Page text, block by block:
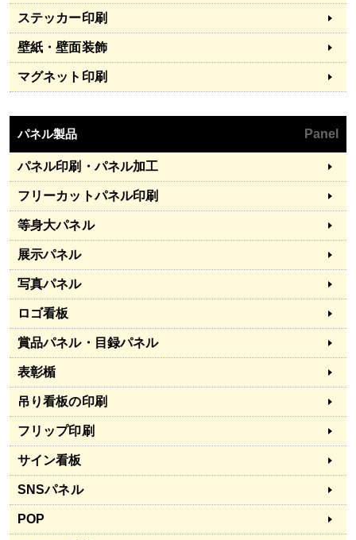
ステッカー印刷
壁紙・壁面装飾
マグネット印刷
パネル製品 Panel
パネル印刷・パネル加工
フリーカットパネル印刷
等身大パネル
展示パネル
写真パネル
ロゴ看板
賞品パネル・目録パネル
表彰楯
吊り看板の印刷
フリップ印刷
サイン看板
SNSパネル
POP